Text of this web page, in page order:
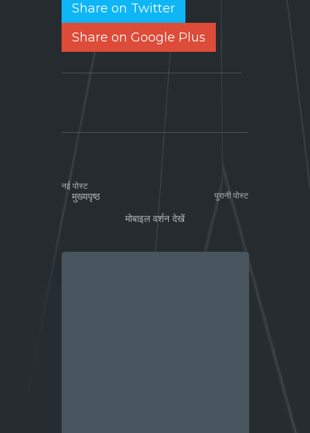
Share on Twitter
Share on Google Plus
नई पोस्ट
पुरानी पोस्ट
मुख्यपृष्ठ
मोबाइल वर्शन देखें